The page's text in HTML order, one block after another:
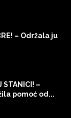
– Održala ju
STANICI! –
pomoć od...